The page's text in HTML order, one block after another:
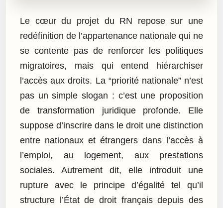
Le cœur du projet du RN repose sur une
redéfinition de l’appartenance nationale qui ne
se contente pas de renforcer les politiques
migratoires, mais qui entend hiérarchiser
l’accès aux droits. La “priorité nationale” n’est
pas un simple slogan : c’est une proposition
de transformation juridique profonde. Elle
suppose d’inscrire dans le droit une distinction
entre nationaux et étrangers dans l’accès à
l’emploi, au logement, aux prestations
sociales. Autrement dit, elle introduit une
rupture avec le principe d’égalité tel qu’il
structure l’État de droit français depuis des